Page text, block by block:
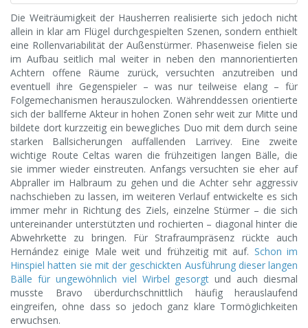
Die Weiträumigkeit der Hausherren realisierte sich jedoch nicht
allein in klar am Flügel durchgespielten Szenen, sondern enthielt
eine Rollenvariabilität der Außenstürmer. Phasenweise fielen sie
im Aufbau seitlich mal weiter in neben den mannorientierten
Achtern offene Räume zurück, versuchten anzutreiben und
eventuell ihre Gegenspieler – was nur teilweise elang – für
Folgemechanismen herauszulocken. Währenddessen orientierte
sich der ballferne Akteur in hohen Zonen sehr weit zur Mitte und
bildete dort kurzzeitig ein bewegliches Duo mit dem durch seine
starken Ballsicherungen auffallenden Larrivey. Eine zweite
wichtige Route Celtas waren die frühzeitigen langen Bälle, die
sie immer wieder einstreuten. Anfangs versuchten sie eher auf
Abpraller im Halbraum zu gehen und die Achter sehr aggressiv
nachschieben zu lassen, im weiteren Verlauf entwickelte es sich
immer mehr in Richtung des Ziels, einzelne Stürmer – die sich
untereinander unterstützten und rochierten – diagonal hinter die
Abwehrkette zu bringen. Für Strafraumpräsenz rückte auch
Hernández einige Male weit und frühzeitig mit auf. Schon im
Hinspiel hatten sie mit der geschickten Ausführung dieser langen
Bälle für ungewöhnlich viel Wirbel gesorgt und auch diesmal
musste Bravo überdurchschnittlich häufig herauslaufend
eingreifen, ohne dass so jedoch ganz klare Tormöglichkeiten
erwuchsen.